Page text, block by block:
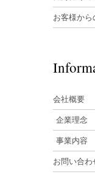
お客様か
会社概要
企業理念
事業内容
お問い合